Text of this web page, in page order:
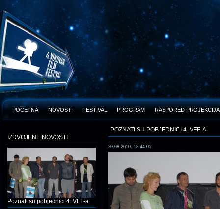
POČETNA NOVOSTI FESTIVAL PROGRAM RASPORED PROJEKCIJA
IZDVOJENE NOVOSTI
Poznati su pobjednici 4. VFF-a
POZNATI SU POBJEDNICI 4. VFF-A
30.08.2010. 18:44:05